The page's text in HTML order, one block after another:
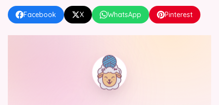
Facebook X WhatsApp Pinterest